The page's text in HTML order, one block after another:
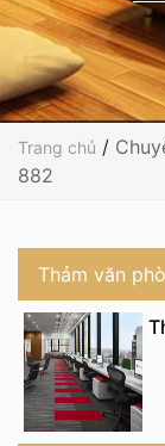
Trang chủ /
882
Thảm văn